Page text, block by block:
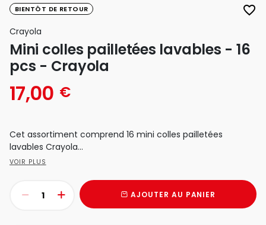
BIENTÔT DE RETOUR favorite_border
Crayola
Mini colles pailletées lavables - 16
pcs - Crayola
17,00 €
Cet assortiment comprend 16 mini colles pailletées
lavables Crayola...
VOIR PLUS
AJOUTER AU PANIER